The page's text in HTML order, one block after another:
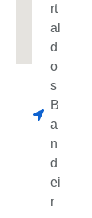
rt
al
d
o
s
B
a
n
d
ei
r